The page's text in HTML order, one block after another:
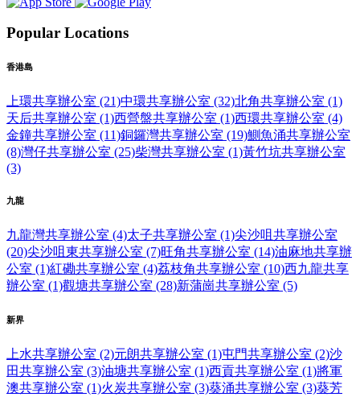
Popular Locations
香港島
上環共享辦公室 (21)中環共享辦公室 (32)北角共享辦公室 (1)
天后共享辦公室 (1)西營盤共享辦公室 (1)西環共享辦公室 (4)
金鐘共享辦公室 (11)銅鑼灣共享辦公室 (19)鰂魚涌共享辦公室
(8)灣仔共享辦公室 (25)柴灣共享辦公室 (1)黃竹坑共享辦公室
(3)
九龍
九龍灣共享辦公室 (4)太子共享辦公室 (1)尖沙咀共享辦公室
(20)尖沙咀東共享辦公室 (7)旺角共享辦公室 (14)油麻地共享辦
公室 (1)紅磡共享辦公室 (4)荔枝角共享辦公室 (10)西九龍共享
辦公室 (1)觀塘共享辦公室 (28)新蒲崗共享辦公室 (5)
新界
上水共享辦公室 (2)元朗共享辦公室 (1)屯門共享辦公室 (2)沙
田共享辦公室 (3)油塘共享辦公室 (1)西貢共享辦公室 (1)將軍
澳共享辦公室 (1)火炭共享辦公室 (3)葵涌共享辦公室 (3)葵芳